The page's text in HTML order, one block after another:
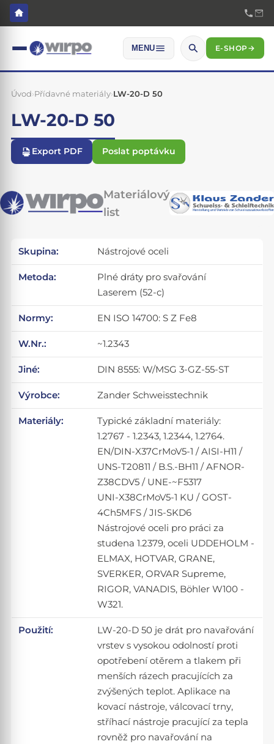
MENU E-SHOP→
Úvod›Přídavné materiály›LW-20-D 50
LW-20-D 50
Export PDF Poslat poptávku
Materiálový
list
Skupina: Nástrojové oceli
Metoda:
Plné dráty pro svařování
Laserem (52-c)
Normy: EN ISO 14700: S Z Fe8
W.Nr.: ~1.2343
Jiné: DIN 8555: W/MSG 3-GZ-55-ST
Výrobce: Zander Schweisstechnik
Materiály:
Typické základní materiály:
1.2767 - 1.2343, 1.2344, 1.2764.
EN/DIN-X37CrMoV5-1 / AISI-H11 /
UNS-T20811 / B.S.-BH11 / AFNOR-
Z38CDV5 / UNE-~F5317
UNI-X38CrMoV5-1 KU / GOST-
4Ch5MFS / JIS-SKD6
Nástrojové oceli pro práci za
studena 1.2379, oceli UDDEHOLM -
ELMAX, HOTVAR, GRANE,
SVERKER, ORVAR Supreme,
RIGOR, VANADIS, Böhler W100 -
W321.
Použití:
LW-20-D 50 je drát pro navařování
vrstev s vysokou odolností proti
opotřebení otěrem a tlakem při
menších rázech pracujících za
zvýšených teplot. Aplikace na
kovací nástroje, válcovací trny,
stříhací nástroje pracující za tepla
rovněž pro navařování na